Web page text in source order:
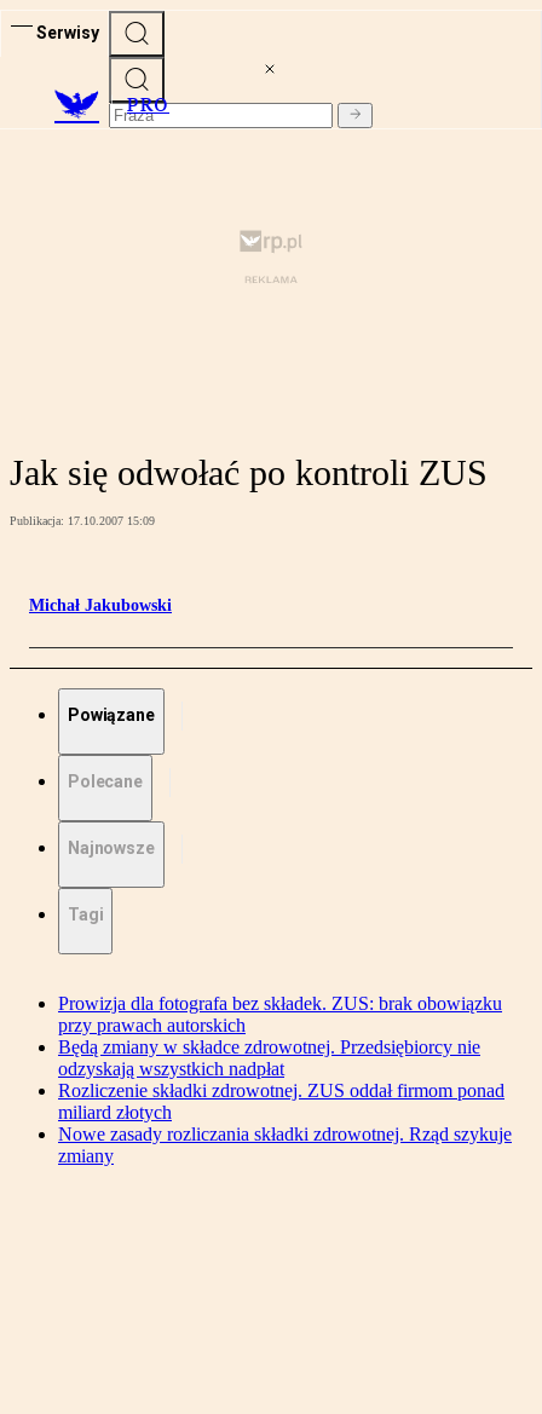
Serwisy
PRO
Jak się odwołać po kontroli ZUS
Publikacja: 17.10.2007 15:09
Michał Jakubowski
Powiązane
Polecane
Najnowsze
Tagi
Prowizja dla fotografa bez składek. ZUS: brak obowiązku
przy prawach autorskich
Będą zmiany w składce zdrowotnej. Przedsiębiorcy nie
odzyskają wszystkich nadpłat
Rozliczenie składki zdrowotnej. ZUS oddał firmom ponad
miliard złotych
Nowe zasady rozliczania składki zdrowotnej. Rząd szykuje
zmiany